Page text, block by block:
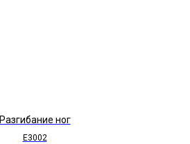
Разгибание ног
E3002